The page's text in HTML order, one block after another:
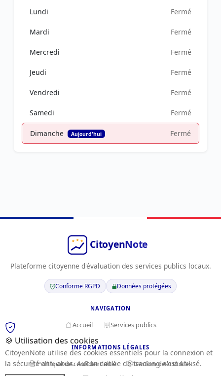
Lundi Fermé
Mardi Fermé
Mercredi Fermé
Jeudi Fermé
Vendredi Fermé
Samedi Fermé
Dimanche Aujourd'hui Fermé
Plateforme citoyenne d'évaluation des services publics locaux.
Conforme RGPD Données protégées
NAVIGATION
Accueil Services publics
INFORMATIONS LÉGALES
Politique de confidentialité
Gestion des cookies
🍪 Utilisation des cookies
CitoyenNote utilise des cookies essentiels pour la connexion et
la sécurité anti-abus. Aucun cookie de tracking n'est utilisé.